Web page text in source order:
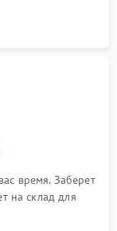
время. Заберет
на склад для